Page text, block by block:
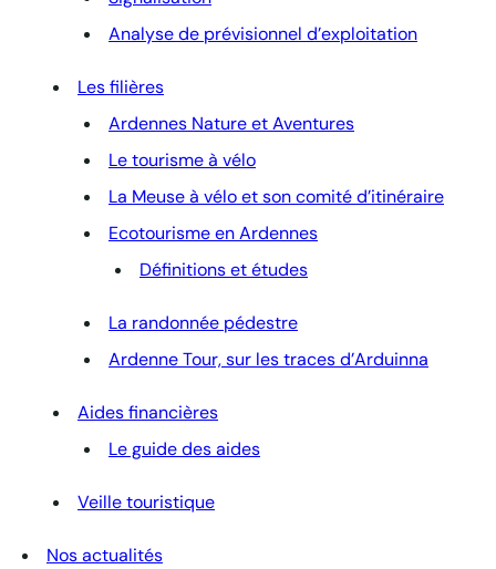
Analyse de prévisionnel d’exploitation
Les filières
Ardennes Nature et Aventures
Le tourisme à vélo
La Meuse à vélo et son comité d’itinéraire
Ecotourisme en Ardennes
Définitions et études
La randonnée pédestre
Ardenne Tour, sur les traces d’Arduinna
Aides financières
Le guide des aides
Veille touristique
Nos actualités